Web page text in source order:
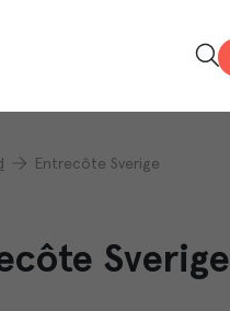
Entrecôte Sverige
Sverige